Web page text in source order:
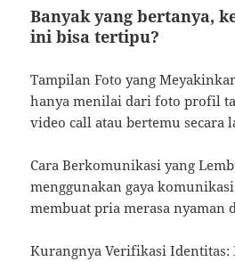
Banyak yang bertanya,
ini bisa tertipu?
Tampilan Foto yang
hanya menilai dari foto profil
video call atau bertemu secara
Cara Berkomunikasi yang
menggunakan gaya
membuat pria merasa nyaman
Kurangnya Verifikasi Identitas: